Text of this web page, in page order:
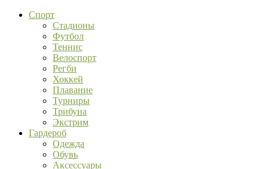
Спорт
Стадионы
Футбол
Теннис
Велоспорт
Регби
Хоккей
Плавание
Турниры
Трибуна
Экстрим
Гардероб
Одежда
Обувь
Аксессуары